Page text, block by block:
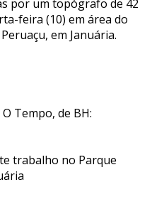
por um topógrafo de 42
feira (10) em área do
em Januária.
Tempo, de BH:
trabalho no Parque